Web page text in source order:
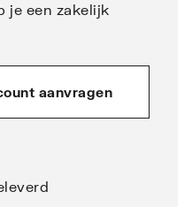
je een zakelijk
aanvragen